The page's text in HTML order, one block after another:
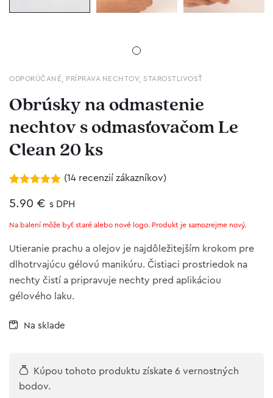
ODPORÚČANÉ PRÍPRAVA NECHTOV, STAROSTLIVOSŤ
Obrúsky na odmastenie
nechtov s odmasťovačom Le
Clean 20 ks
5.00z 5 na
zákazníckych
(14 recenzií zákazníkov)
5.90 € s DPH
Na balení môže byť staré alebo nové logo. Produkt je samozrejme nový.
Utieranie prachu a olejov je najdôležitejším krokom pre
dlhotrvajúcu gélovú manikúru. Čistiaci prostriedok na
nechty čistí a pripravuje nechty pred aplikáciou
gélového laku.
Na sklade
Kúpou tohoto produktu získate 6 vernostných
bodov.